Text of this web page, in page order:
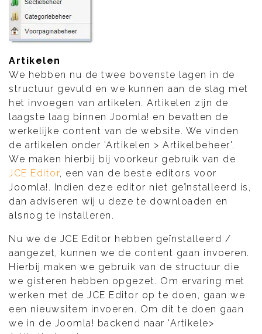
Artikelen
We hebben nu de twee bovenste lagen in de
structuur gevuld en we kunnen aan de slag met
het invoegen van artikelen. Artikelen zijn de
laagste laag binnen Joomla! en bevatten de
werkelijke content van de website. We vinden
de artikelen onder 'Artikelen > Artikelbeheer'.
We maken hierbij bij voorkeur gebruik van de
JCE Editor, een van de beste editors voor
Joomla!. Indien deze editor niet geïnstalleerd is,
dan adviseren wij u deze te downloaden en
alsnog te installeren.
Nu we de JCE Editor hebben geïnstalleerd /
aangezet, kunnen we de content gaan invoeren.
Hierbij maken we gebruik van de structuur die
we gisteren hebben opgezet. Om ervaring met
werken met de JCE Editor op te doen, gaan we
een nieuwsitem invoeren. Om dit te doen gaan
we in de Joomla! backend naar 'Artikele>